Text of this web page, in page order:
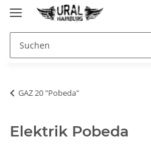
GAZ 20 "Pobeda"
Elektrik Pobeda